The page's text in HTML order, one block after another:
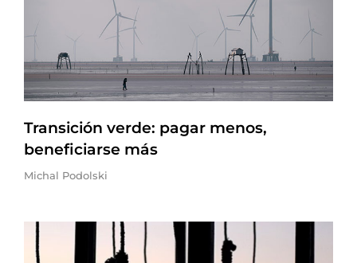
Transición verde: pagar menos,
beneficiarse más
Michal Podolski